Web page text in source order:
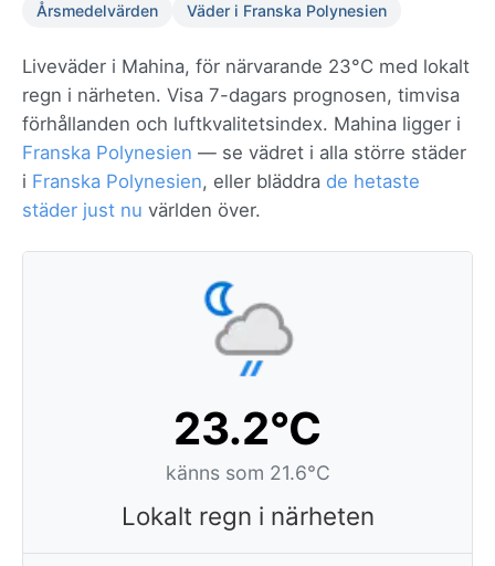
Årsmedelvärden
Väder i Franska Polynesien
Liveväder i Mahina, för närvarande 23°C med lokalt
regn i närheten. Visa 7-dagars prognosen, timvisa
förhållanden och luftkvalitetsindex. Mahina ligger i
Franska Polynesien — se vädret i alla större städer
i Franska Polynesien, eller bläddra de hetaste
städer just nu världen över.
23.2°C
känns som 21.6°C
Lokalt regn i närheten